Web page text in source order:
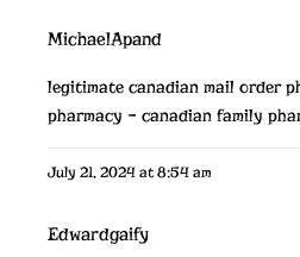
MichaelApand
legitimate canadian mail order
pharmacy – canadian family
July 21, 2024 at 8:54 am
Edwardgaify